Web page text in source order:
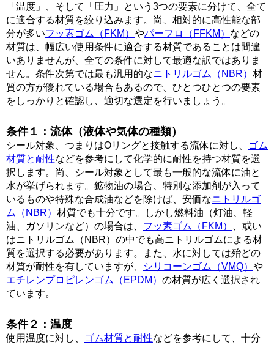
「温度」、そして「圧力」という3つの要素に分けて、全て
に適合する材質を絞り込みます。尚、相対的に高性能な部
分が多いフッ素ゴム（FKM） やパーフロ（FFKM） などの
材質は、幅広い使用条件に適合する材質であることは間違
いありませんが、全ての条件に対して最適な訳ではありま
せん。条件次第では最も汎用的なニトリルゴム（NBR） 材
質の方が優れている場合もあるので、ひとつひとつの要素
をしっかりと確認し、適切な選定を行いましょう。
条件１：流体（液体や気体の種類）
シール対象、つまりはOリングと接触する流体に対し、
ゴム
材質と耐性などを参考にして化学的に耐性を持つ材質を選
択します。尚、シール対象として最も一般的な流体に油と
水が挙げられます。鉱物油の場合、特別な添加剤が入って
いるものや特殊な合成油などを除けば、安価なニトリルゴ
ム（NBR） 材質でも十分です。しかし燃料油（灯油、軽
油、ガソリンなど）の場合は、 フッ素ゴム（FKM）
、或い
はニトリルゴム（NBR）の中でも高ニトリルゴムによる材
質を選択する必要があります。また、水に対しては殆どの
材質が耐性を有していますが、
シリコーンゴム（VMQ） や
エチレンプロピレンゴム（EPDM） の材質が広く選択され
ています。
条件２：温度
使用温度に対し、 ゴム材質と耐性などを参考にして、十分